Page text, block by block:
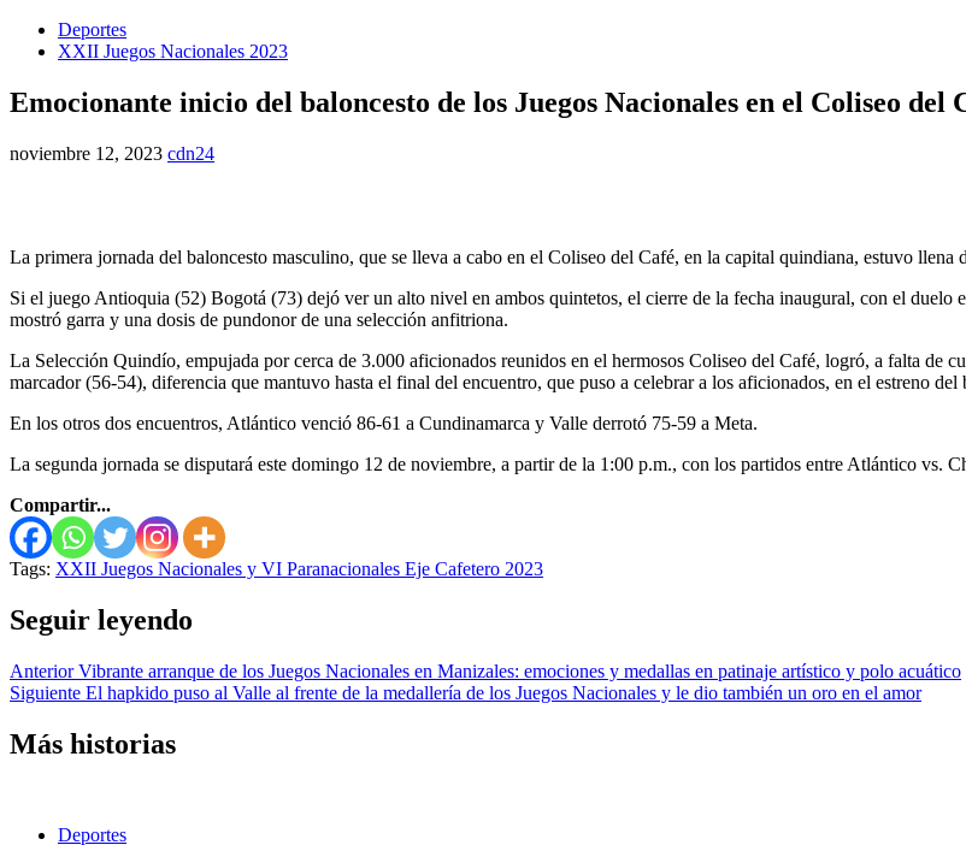
Deportes
XXII Juegos Nacionales 2023
Emocionante inicio del baloncesto de los Juegos Nacionales en el Coliseo del
noviembre 12, 2023 cdn24
La primera jornada del baloncesto masculino, que se lleva a cabo en el Coliseo del Café, en la capital quindiana, estuvo llena
Si el juego Antioquia (52) Bogotá (73) dejó ver un alto nivel en ambos quintetos, el cierre de la fecha inaugural, con el
mostró garra y una dosis de pundonor de una selección anfitriona.
La Selección Quindío, empujada por cerca de 3.000 aficionados reunidos en el hermosos Coliseo del Café, logró, a falta de
marcador (56-54), diferencia que mantuvo hasta el final del encuentro, que puso a celebrar a los aficionados, en el estreno
En los otros dos encuentros, Atlántico venció 86-61 a Cundinamarca y Valle derrotó 75-59 a Meta.
La segunda jornada se disputará este domingo 12 de noviembre, a partir de la 1:00 p.m., con los partidos entre Atlántico
Compartir...
Tags: XXII Juegos Nacionales y VI Paranacionales Eje Cafetero 2023
Seguir leyendo
AnteriorVibrante arranque de los Juegos Nacionales en Manizales: emociones y medallas en patinaje artístico y polo acuático
Siguiente El hapkido puso al Valle al frente de la medallería de los Juegos Nacionales y le dio también un oro en el amor
Más historias
Deportes